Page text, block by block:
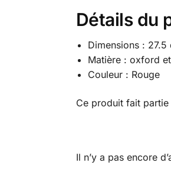
Détails du
Dimensions :
Matière : oxford
Couleur : Rouge
Ce produit fait
Il n’y a pas encore